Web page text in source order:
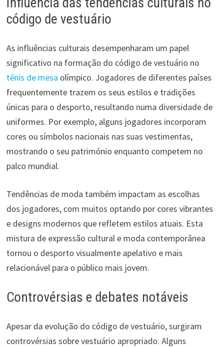
código de vestuário
As influências culturais desempenharam um papel
significativo na formação do código de vestuário no
ténis de mesa olímpico. Jogadores de diferentes países
frequentemente trazem os seus estilos e tradições
únicas para o desporto, resultando numa diversidade de
uniformes. Por exemplo, alguns jogadores incorporam
cores ou símbolos nacionais nas suas vestimentas,
mostrando o seu património enquanto competem no
palco mundial.
Tendências de moda também impactam as escolhas
dos jogadores, com muitos optando por cores vibrantes
e designs modernos que refletem estilos atuais. Esta
mistura de expressão cultural e moda contemporânea
tornou o desporto visualmente apelativo e mais
relacionável para o público mais jovem.
Controvérsias e debates notáveis
Apesar da evolução do código de vestuário, surgiram
controvérsias sobre vestuário apropriado. Alguns